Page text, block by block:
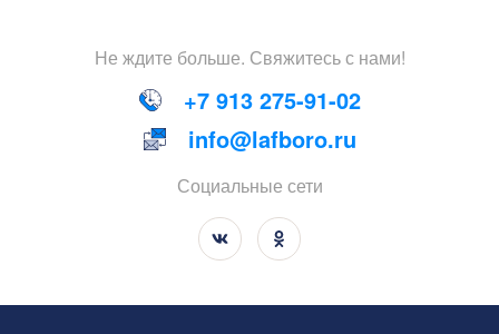
Не ждите больше. Свяжитесьс нами!
+7 913 275-91-02
info@lafboro.ru
Социальные сети